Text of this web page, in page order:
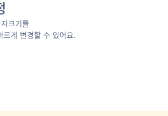
크기를
르게 변경할 수 있어요.